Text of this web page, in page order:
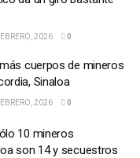
2026 0
cuerpos de mineros
Sinaloa
2026 0
10 mineros
son 14 y secuestros